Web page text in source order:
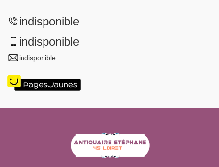
indisponible
indisponible
indisponible